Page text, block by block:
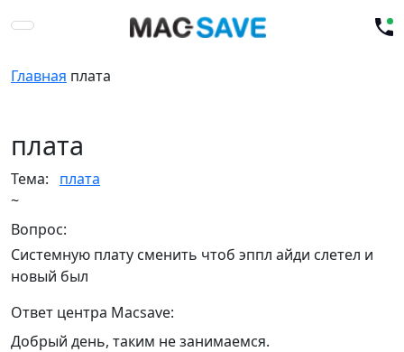
Главная плата
плата
Тема:
плата
~
Вопрос:
Системную плату сменить чтоб эппл айди слетел и
новый был
Ответ центра Macsave:
Добрый день, таким не занимаемся.